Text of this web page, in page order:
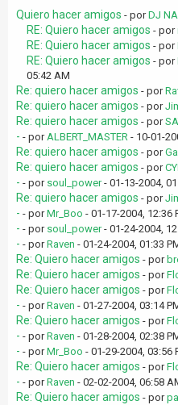
Quiero hacer amigos - porDJ
RE: Quiero hacer amigos - por
RE: Quiero hacer amigos - por
RE: Quiero hacer amigos - por
05:42 AM
Re: quiero hacer amigos - por
Re: quiero hacer amigos - por
Re: quiero hacer amigos - por
- - porALBERT_MASTER - 10-01-
Re: quiero hacer amigos - por
Re: quiero hacer amigos - por
- - por soul_power- 01-13-2004,
Re: quiero hacer amigos - por
- - porMr_Boo - 01-17-2004, 12:36
- - por soul_power- 01-24-2004,
- - porRaven - 01-24-2004, 01:33
Re: Quiero hacer amigos - por
Re: Quiero hacer amigos - por
Re: Quiero hacer amigos - por
- - porRaven - 01-27-2004, 03:14
Re: Quiero hacer amigos - por
- - porRaven - 01-28-2004, 02:38
- - porMr_Boo - 01-29-2004, 03:56
Re: Quiero hacer amigos - por
- - porRaven - 02-02-2004, 06:58
Re: Quiero hacer amigos - por